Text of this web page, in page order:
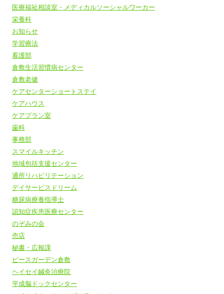
医療福祉相談室・メディカルソーシャルワーカー
栄養科
お知らせ
学習療法
看護部
倉敷生活習慣病センター
倉敷老健
ケアセンターショートステイ
ケアハウス
ケアプラン室
歯科
事務部
スマイルキッチン
地域包括支援センター
通所リハビリテーション
デイサービスドリーム
糖尿病療養指導士
認知症疾患医療センター
のぞみの会
売店
秘書・広報課
ピースガーデン倉敷
ヘイセイ鍼灸治療院
平成脳ドックセンター